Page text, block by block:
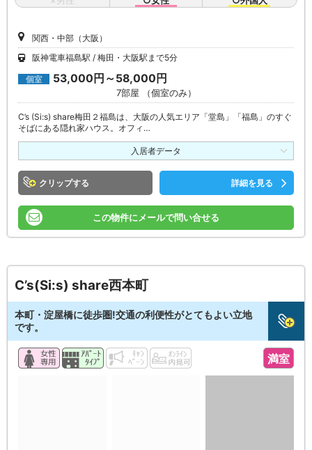
関西・中部（大阪）
阪神電車福島駅
梅田・大阪駅まで5分
個室 53,000円～58,000円
7部屋 （個室のみ）
C’s (Si:s) share梅田２福島は、大阪の人気エリア「堂島」「福島」のすぐ
そばにある隠れ家ハウス。オフィ…
入居者データ
クリップ 詳細を見る
この物件にメールで問い合せる
C’s(Si:s) share西本町
本町・淀屋橋に徒歩圏!交通の利便性がとてもよい立地
です。
満室